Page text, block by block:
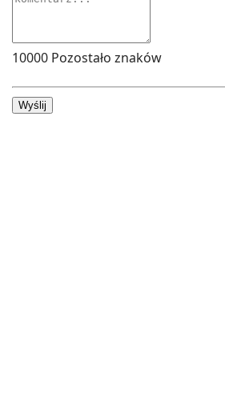
10000 Pozostało znaków
Wyślij